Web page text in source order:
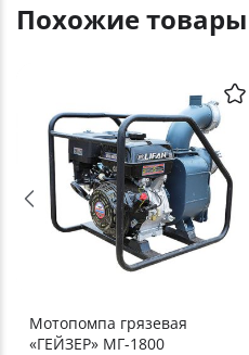
Похожие товары
Мотопомпа грязевая
«ГЕЙЗЕР» МГ-1800